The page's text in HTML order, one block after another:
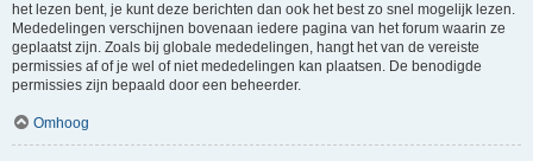
het lezen bent, je kunt deze berichten dan ook het best zo snel mogelijk lezen.
Mededelingen verschijnen bovenaan iedere pagina van het forum waarin ze
geplaatst zijn. Zoals bij globale mededelingen, hangt het van de vereiste
permissies af of je wel of niet mededelingen kan plaatsen. De benodigde
permissies zijn bepaald door een beheerder.
Omhoog